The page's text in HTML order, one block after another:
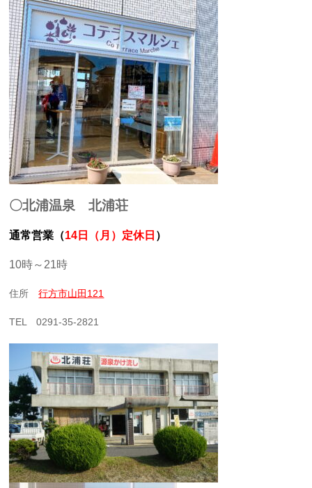
〇北浦温泉 北浦荘
通常営業（14日（月）定休日 ）
10時～21時
住所行方市山田121
TEL 0291-35-2821